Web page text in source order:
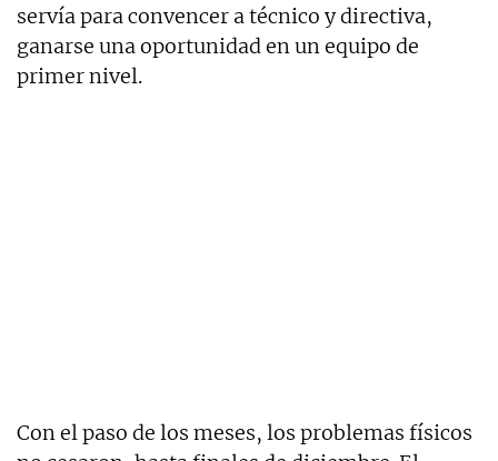
servía para convencer a técnico y directiva,
ganarse una oportunidad en un equipo de
primer nivel.
Con el paso de los meses, los problemas físicos